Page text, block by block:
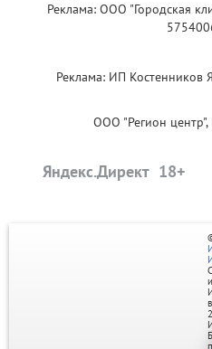
Реклама: ООО "Городская
Реклама: ИП
ООО "Регион
Яндекс.Директ